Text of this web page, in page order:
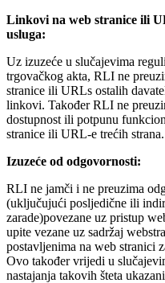
Linkovi na web stranice ili
usluga:
Uz izuzeće u slučajevima
trgovačkog akta, RLI ne
stranice ili URLs ostalih
linkovi. Također RLI ne
dostupnost ili potpunu
stranice ili URL-e trećih strana.
Izuzeće od odgovornosti:
RLI ne jamči i ne preuzima
(uključujući posljedične ili
zarade)povezane uz pristup
upite vezane uz sadržaj
postavljenima na web stranici
Ovo također vrijedi u
nastajanja takovih šteta